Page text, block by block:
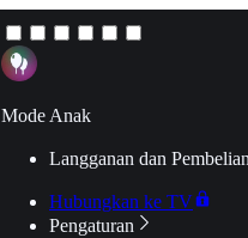
Mode Anak
Langganan dan Pembelian
Hubungkan ke TV
Pengaturan